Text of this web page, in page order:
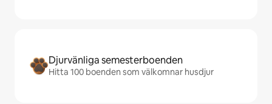
Djurvänliga semesterboenden
Hitta 100 boenden som välkomnar husdjur